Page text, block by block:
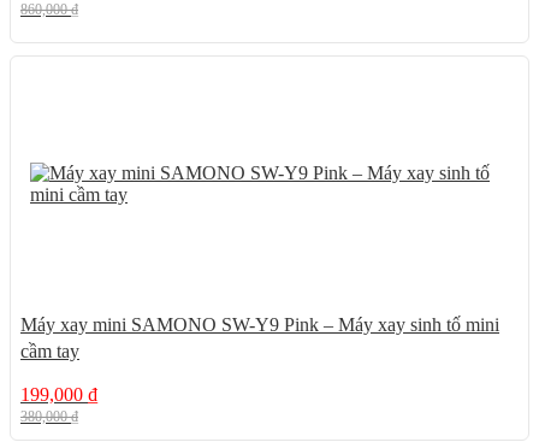
860,000₫
Máy xay mini SAMONO SW-Y9 Pink – Máy xay sinh tố mini
cầm tay
199,000 ₫
380,000₫